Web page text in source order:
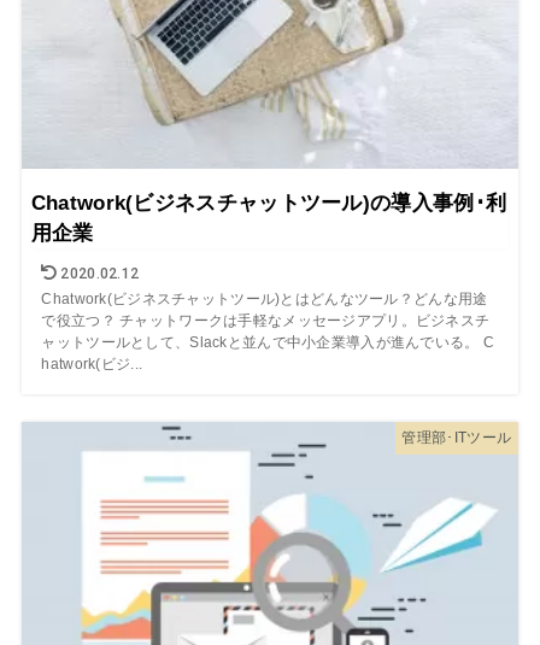
Chatwork(ビジネスチャットツール)の導入事例･利
用企業
2020.02.12
Chatwork(ビジネスチャットツール)とはどんなツール？どんな用途
で役立つ？ チャットワークは手軽なメッセージアプリ。ビジネスチ
ャットツールとして、Slackと並んで中小企業導入が進んでいる。 C
hatwork(ビジ...
管理部･ITツール